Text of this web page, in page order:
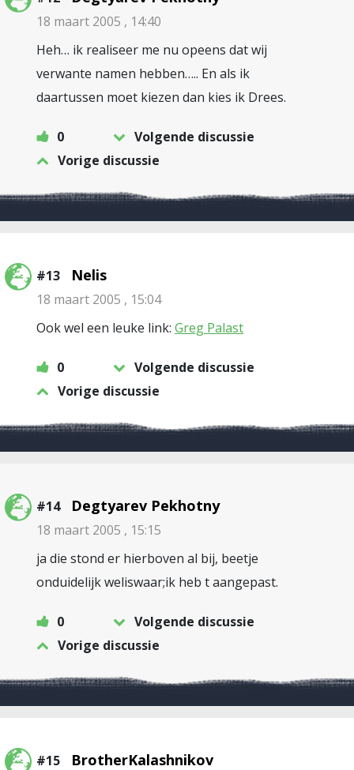
18 maart 2005 , 14:40
Heh… ik realiseer me nu opeens dat wij
verwante namen hebben….. En als ik
daartussen moet kiezen dan kies ik Drees.
0
Volgende discussie
Vorige discussie
#13 Nelis
18 maart 2005 , 15:04
Ook wel een leuke link: Greg Palast
0
Volgende discussie
Vorige discussie
#14 Degtyarev Pekhotny
18 maart 2005 , 15:15
ja die stond er hierboven al bij, beetje
onduidelijk weliswaar;ik heb t aangepast.
0
Volgende discussie
Vorige discussie
#15 BrotherKalashnikov